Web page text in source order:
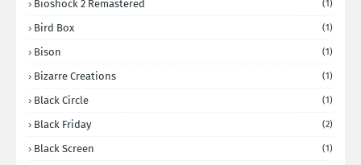
Bioshock 2 Remastered (1)
Bird Box (1)
Bison (1)
Bizarre Creations (1)
Black Circle (1)
Black Friday (2)
Black Screen (1)